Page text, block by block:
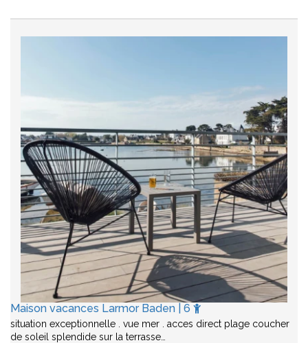
Maison vacances Larmor Baden | 6
situation exceptionnelle . vue mer . acces direct plage coucher
de soleil splendide sur la terrasse…